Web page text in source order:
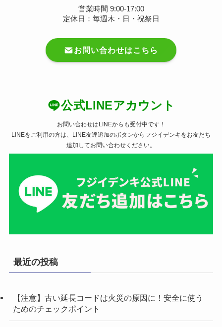
営業時間 9:00-17:00
定休日：毎週木・日・祝祭日
お問い合わせはこちら
公式LINEアカウント
お問い合わせはLINEからも受付中です！
LINEをご利用の方は、LINE友達追加のボタンからフジイデンキをお友だち
追加してお問い合わせください。
最近の投稿
【注意】古い延長コードは火災の原因に！安全に使う
ためのチェックポイント